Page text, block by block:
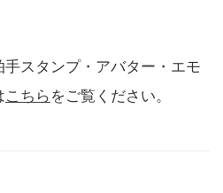
スタンプ・アバター・エモ
こちら をご覧ください。